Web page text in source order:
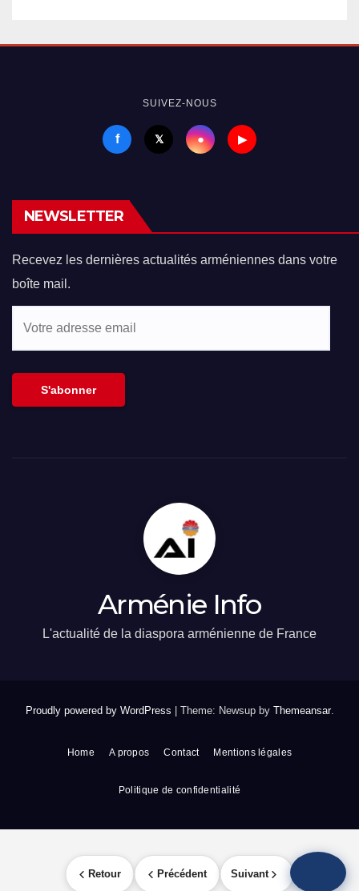
SUIVEZ-NOUS
f 𝕏 ● ▶
NEWSLETTER
Recevez les dernières actualités arméniennes dans votre
boîte mail.
S'abonner
Arménie Info
L'actualité de la diaspora arménienne de France
Proudly powered by WordPress Theme: Newsup by Themeansar.
Home A propos Contact Mentions légales
Politique de confidentialité
Retour Précédent Suivant